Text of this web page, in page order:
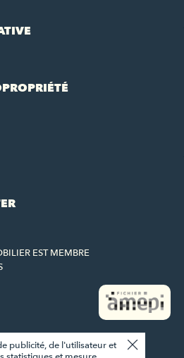
EST MEMBRE
publicité, de l'utilisateur et